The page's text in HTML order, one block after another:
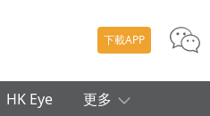
下載APP
HK Eye 更多